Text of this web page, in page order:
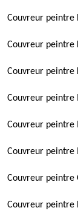
Couvreur peintre
Couvreur peintre
Couvreur peintre
Couvreur peintre
Couvreur
Couvreur peintre
Couvreur peintre
Couvreur peintre